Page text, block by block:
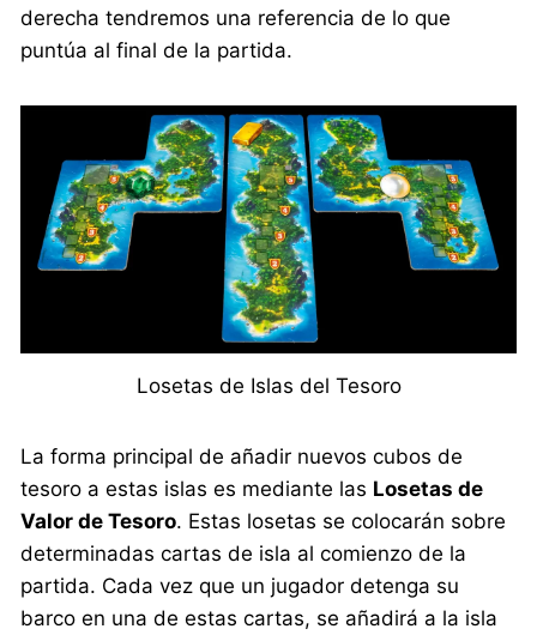
derecha tendremos una referencia de lo que
puntúa al final de la partida.
Losetas de Islas del Tesoro
La forma principal de añadir nuevos cubos de
tesoro a estas islas es mediante las Losetas de
Valor de Tesoro. Estas losetas se colocarán sobre
determinadas cartas de isla al comienzo de la
partida. Cada vez que un jugador detenga su
barco en una de estas cartas, se añadirá a la isla